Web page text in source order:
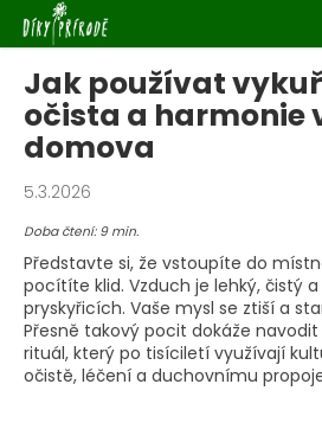
obsah
Jak používat
očista a harmonie
domova
5.3.2026
Doba čtení: 9 min.
Představte si, že vstoupíte do
pocítíte klid. Vzduch je lehký, čistý
pryskyřicích. Vaše mysl se ztiší a
Přesně takový pocit dokáže
rituál, který po tisíciletí využívají
očistě, léčení a duchovnímu
o
C
p
o
t
ř
e
b
u